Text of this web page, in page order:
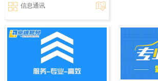
信息通讯